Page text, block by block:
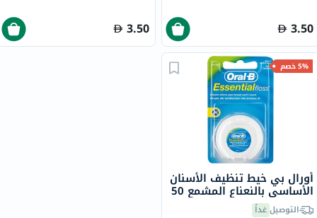
3.50
3.50
5% خصم
أورال بي خيط تنظيف الأسنان
الأساسي بالنعناع المشمع 50
مترالتوصيلغداً